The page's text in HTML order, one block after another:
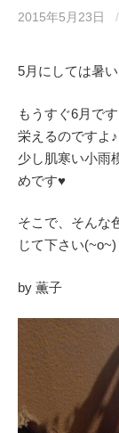
2015年5月23日 /
5月にしては暑
もうすぐ6月で
栄えるのですよ♪
少し肌寒い小雨
めです♥
そこで、そんな
じて下さい(~o~)
by 薫子